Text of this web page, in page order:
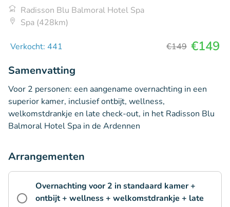
Radisson Blu Balmoral Hotel Spa
Spa (428km)
Verkocht: 441 €149 €149
Samenvatting
Voor 2 personen: een aangename overnachting in een
superior kamer, inclusief ontbijt, wellness,
welkomstdrankje en late check-out, in het Radisson Blu
Balmoral Hotel Spa in de Ardennen
Arrangementen
Overnachting voor 2 in standaard kamer +
ontbijt + wellness + welkomstdrankje + late